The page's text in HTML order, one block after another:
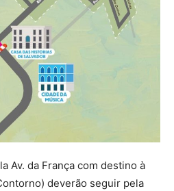
Av. da França com destino à
deverão seguir pela